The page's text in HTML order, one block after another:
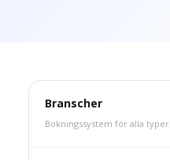
Branscher
Bokningssystem för alla typer